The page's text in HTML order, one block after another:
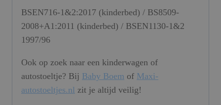
BSEN716-1&2:2017 (kinderbed) / BS8509-
2008+A1:2011 (kinderbed) / BSEN1130-1&2
1997/96
Ook op zoek naar een kinderwagen of
autostoeltje? Bij Baby Boem of Maxi-
autostoeltjes.nl zit je altijd veilig!